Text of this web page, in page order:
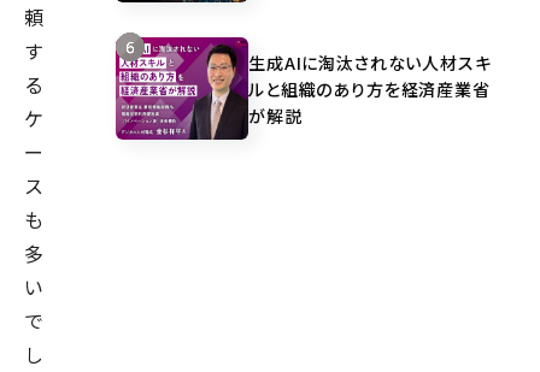
頼
す
る
ケ
ー
ス
も
多
い
で
し
生成AIに淘汰されない人材スキ
ルと組織のあり方を経済産業省
が解説